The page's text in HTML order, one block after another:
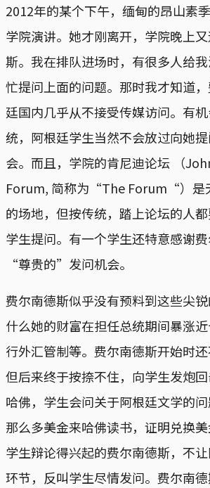
2012年的某个下午，缅甸的昂山素
学院演讲。她才刚离开，学院晚上
斯。我在排队进场时，有很多人给
忙提问上面的问题。那时我才知道
廷国内几乎从不接受传媒访问。有
统，阿根廷学生当然不会放过向她
会。而且，学院的肯尼迪论坛 （
Forum, 简称为“The Forum“）是
的场地，但按传统，踏上论坛的人
学生提问。有一个学生还特意感谢
“尊贵的”发问机会。
费尔南德斯似乎没有预料到这些尖
什么她的财富在担任总统期间暴涨
行外汇管制等。费尔南德斯开始时还
但后来终于按捺不住，向学生发炮
哈佛，学生会问关于阿根廷文学的
那么多美金来哈佛读书，证明兑换
学生辩论得兴起的费尔南德斯，不
环节，反叫学生尽情发问。费尔南